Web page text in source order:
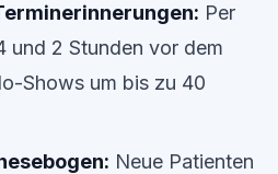
Per
und 2 Stunden vor dem
Shows um bis zu 40
Neue Patienten